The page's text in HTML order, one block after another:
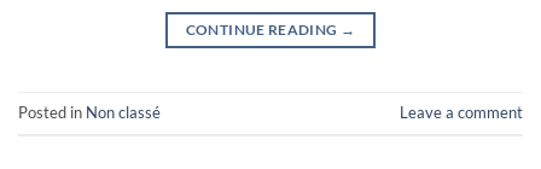
CONTINUE READING →
Posted in Non classé Leave a comment